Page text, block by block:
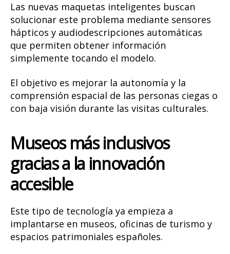
Las nuevas maquetas inteligentes buscan
solucionar este problema mediante sensores
hápticos y audiodescripciones automáticas
que permiten obtener información
simplemente tocando el modelo.
El objetivo es mejorar la autonomía y la
comprensión espacial de las personas ciegas o
con baja visión durante las visitas culturales.
Museos más inclusivos
gracias a la innovación
accesible
Este tipo de tecnología ya empieza a
implantarse en museos, oficinas de turismo y
espacios patrimoniales españoles.